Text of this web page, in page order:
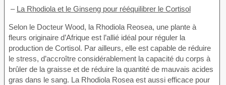
– La Rhodiola et le Ginseng pour rééquilibrer le Cortisol
Selon le Docteur Wood, la Rhodiola Reosea, une plante à
fleurs originaire d’Afrique est l’allié idéal pour réguler la
production de Cortisol. Par ailleurs, elle est capable de réduire
le stress, d’accroître considérablement la capacité du corps à
brûler de la graisse et de réduire la quantité de mauvais acides
gras dans le sang. La Rhodiola Rosea est aussi efficace pour